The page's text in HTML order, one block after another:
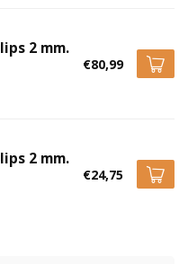
de doe het zelver
2 mm.
€80,99
2 mm.
€24,75